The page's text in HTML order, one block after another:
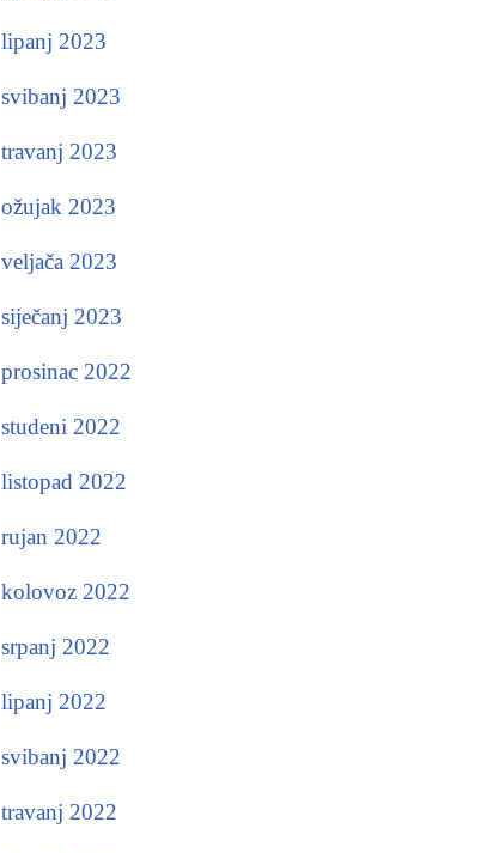
lipanj 2023
svibanj 2023
travanj 2023
ožujak 2023
veljača 2023
siječanj 2023
prosinac 2022
studeni 2022
listopad 2022
rujan 2022
kolovoz 2022
srpanj 2022
lipanj 2022
svibanj 2022
travanj 2022